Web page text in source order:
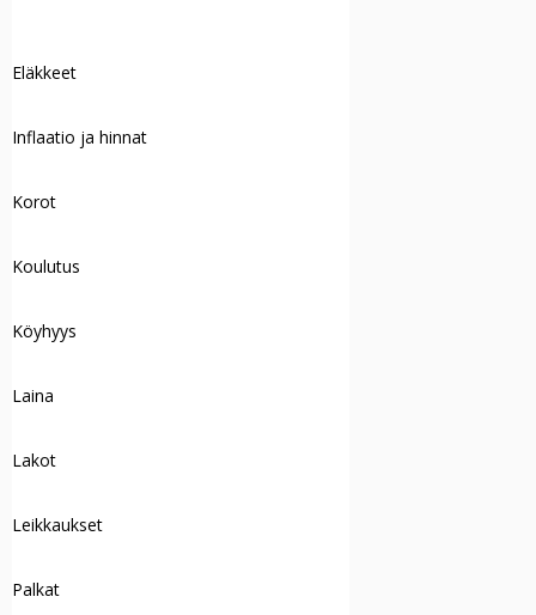
Eläkkeet
Inflaatio ja hinnat
Korot
Koulutus
Köyhyys
Laina
Lakot
Leikkaukset
Palkat